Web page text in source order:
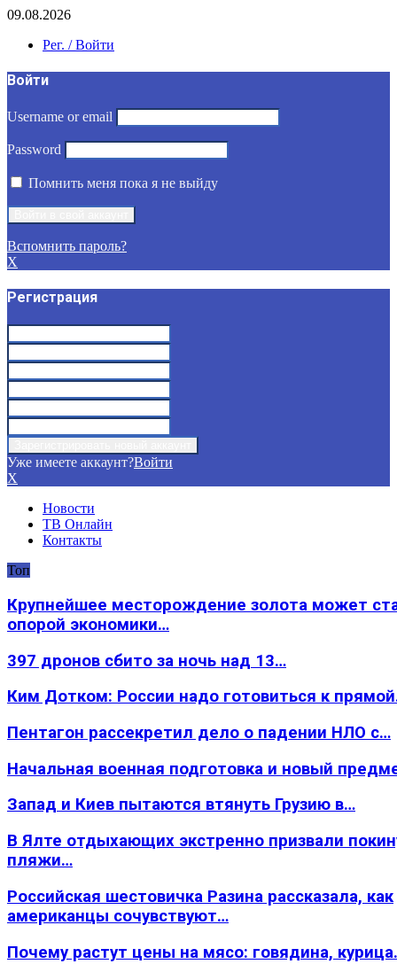
09.08.2026
Рег. / Войти
Войти
Username or email
Password
Помнить меня пока я не выйду
Вспомнить пароль?
X
Регистрация
Уже имеете аккаунт?Войти
X
Новости
ТВ Онлайн
Контакты
Топ
Крупнейшее месторождение золота может
опорой экономики…
397 дронов сбито за ночь над 13…
Ким Дотком: России надо готовиться к
Пентагон рассекретил дело о падении НЛО с…
Начальная военная подготовка и новый
Запад и Киев пытаются втянуть Грузию в…
В Ялте отдыхающих экстренно призвали
пляжи…
Российская шестовичка Разина рассказала, как
американцы сочувствуют…
Почему растут цены на мясо: говядина,